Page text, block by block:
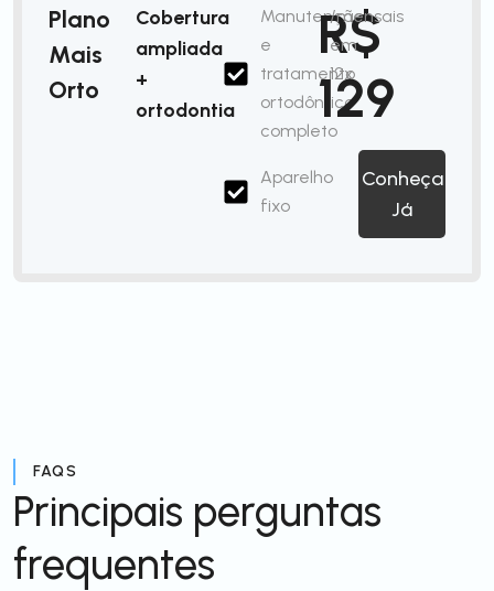
Plano
Mais
Orto
Cobertura
ampliada
+
ortodontia
Manutenção
e
tratamento
ortodôntico
completo
Aparelho
fixo
R$
129
/mensais
em
12x
Conheça
Já
FAQS
Principais perguntas
frequentes